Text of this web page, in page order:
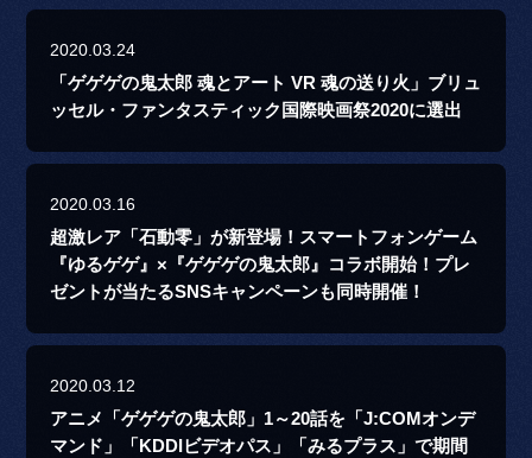
2020.03.24
「ゲゲゲの鬼太郎 魂とアート VR 魂の送り火」ブリュ
ッセル・ファンタスティック国際映画祭2020に選出
2020.03.16
超激レア「石動零」が新登場！スマートフォンゲーム
『ゆるゲゲ』×『ゲゲゲの鬼太郎』コラボ開始！プレ
ゼントが当たるSNSキャンペーンも同時開催！
2020.03.12
アニメ「ゲゲゲの鬼太郎」1～20話を「J:COMオンデ
マンド」「KDDIビデオパス」「みるプラス」で期間